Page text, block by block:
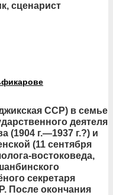
сценарист
ССР) в семье
деятеля
(1904 г.—1937 г.?) и
(11 сентября
востоковеда,
секретаря
После окончания